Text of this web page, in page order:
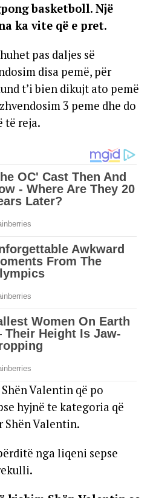
basketboll. Një
ka vite që e pret.
pas daljes së
disa pemë, për
t’i bien dikujt ato pemë
3 peme dhe do
të reja.
Valentin që po
hyjnë te kategoria që
Shën Valentin.
nga liqeni sepse